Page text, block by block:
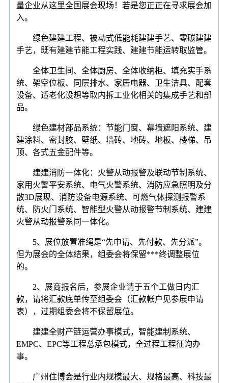
量企业从这里全国展会现场！若是您正正在寻求展会加
入。
绿色建建工程、被动式低能耗建建手艺、零碳建建
手艺，既有建建节能工程实践、建建节能运转取监管。
全体卫生间、全体厨房、全体收纳柜、填充实手系
统、架空位板、同层排水、家居电器、卫生洁具、配套
设备、适老化设想等取内拆工业化相关的集成手艺和部
品。
绿色建材部品系统：节能门窗、幕墙遮阳系统、建
建涂料、密封胶、壁纸、墙砖、地砖、地板、楼梯、吊
顶、各式五金配件等。
建建消防一体化：火警从动报警及联动节制系统、
家用火警平安系统、电气火警系统、消防应急照明及分
散3D展现、消防设备电源系统、可燃气体探测报警系
统、防火门系统、智能型火警从动报警节制系统、建建
火警从动报警系同一体化。
5、展位放置准绳是“先申请、先付款、先分派”。
但为展会的全体结果，组委会将保留***终调整展位
的。
2、展商报名后，参展企业请于五个工做日内汇
款，请将汇款底单传至组委会（汇款帐户见参展申请
表），过期组委会将不保留展位。
建建全财产链运营办事模式，智能建制系统、
EMPC、EPC等工程总承包模式，全过程工程征询办
事。
广州住博会是行业内规模最大、规格最高、科技最